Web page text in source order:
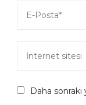
Daha sonraki